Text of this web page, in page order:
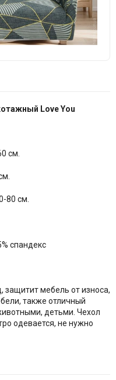
Love You
см.
80 см.
спандекс
мебель от износа,
также отличный
детьми. Чехол
одевается, не нужно